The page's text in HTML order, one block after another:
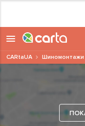
CARtaUA Шиномонтажи